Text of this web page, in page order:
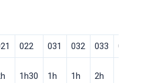
022 031 032 033 040
1h30 1h 1h 2h